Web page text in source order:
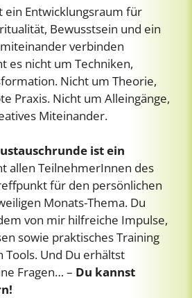
ein Entwicklungsraum für
Bewusstsein und ein
verbinden
es nicht um Techniken,
Nicht um Theorie,
Praxis. Nicht um Alleingänge,
Miteinander.
ist ein
allen TeilnehmerInnen des
für den persönlichen
Monats-Thema. Du
von mir hilfreiche Impulse,
sowie praktisches Training
Tools. Und Du erhältst
Fragen… – Du kannst